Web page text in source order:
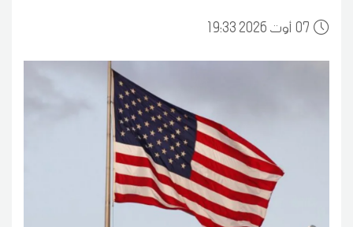
0719:33 2026 أوت